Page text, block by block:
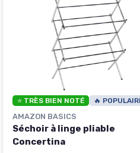
⭐ TRÈS BIEN NOTÉ 🔥
AMAZON BASICS
Séchoir à linge pliable
Concertina